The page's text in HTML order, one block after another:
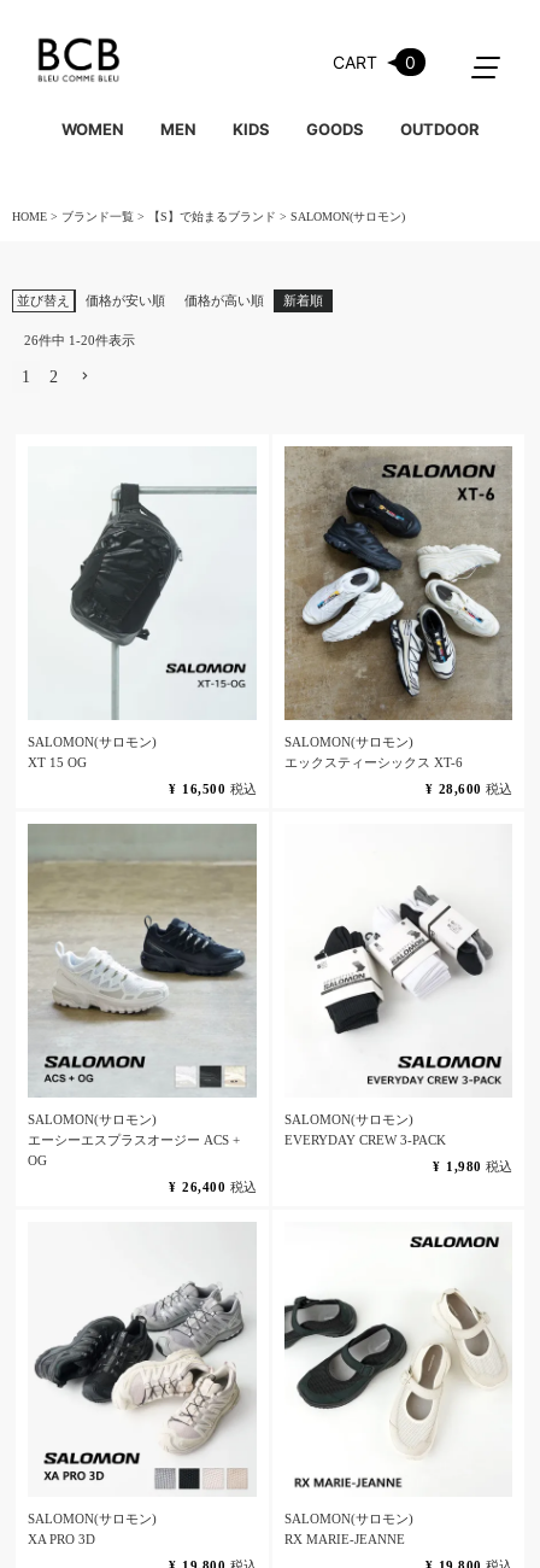
CART 0
WOMEN MEN KIDS GOODS OUTDOOR
HOME ブランド一覧 【S】で始まるブランド SALOMON(サロモン)
並び替え 価格が安い順 価格が高い順 新着順
26件中 1-20件表示
1 2
SALOMON(サロモン)
XT 15 OG
¥ 16,500 税込
SALOMON(サロモン)
エックスティーシックス XT-6
¥ 28,600 税込
SALOMON(サロモン)
エーシーエスプラスオージー ACS +
OG
¥ 26,400 税込
SALOMON(サロモン)
EVERYDAY CREW 3-PACK
¥ 1,980 税込
SALOMON(サロモン)
XA PRO 3D
SALOMON(サロモン)
RX MARIE-JEANNE